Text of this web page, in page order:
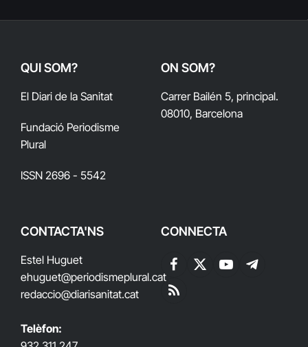
QUI SOM?
El Diari de la Sanitat
Fundació Periodisme
Plural
ISSN 2696 - 5542
ON SOM?
Carrer Bailén 5, principal.
08010, Barcelona
CONTACTA'NS
Estel Huguet
ehuguet@periodismeplural.cat
redaccio@diarisanitat.cat
Telèfon:
CONNECTA
Facebook
X
YouTubeTelegram
RSS